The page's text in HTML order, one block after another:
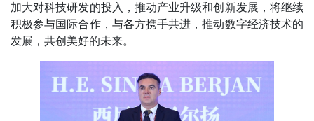
加大对科技研发的投入，推动产业升级和创新发展，将继续
积极参与国际合作，与各方携手共进，推动数字经济技术的
发展，共创美好的未来。